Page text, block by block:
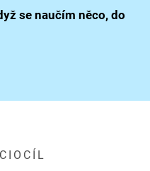
se naučím něco, do